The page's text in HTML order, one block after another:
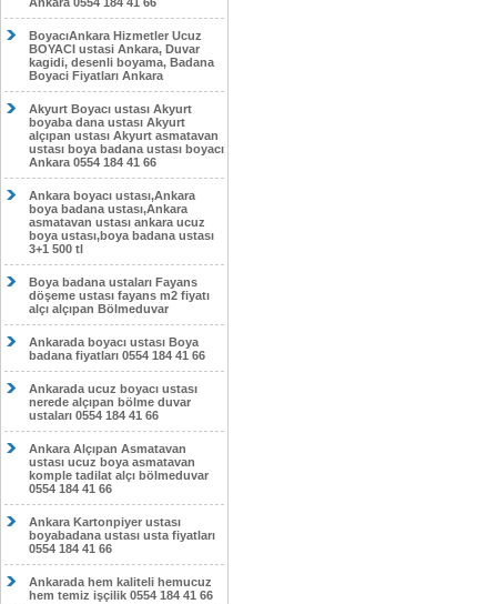
BoyacıAnkara Hizmetler Ucuz
BOYACI ustasi Ankara, Duvar
kagidi, desenli boyama, Badana
Boyaci Fiyatları Ankara
Akyurt Boyacı ustası Akyurt
boyaba dana ustası Akyurt
alçıpan ustası Akyurt asmatavan
ustası boya badana ustası boyacı
Ankara 0554 184 41 66
Ankara boyacı ustası,Ankara
boya badana ustası,Ankara
asmatavan ustası ankara ucuz
boya ustası,boya badana ustası
3+1 500 tl
Boya badana ustaları Fayans
döşeme ustası fayans m2 fiyatı
alçı alçıpan Bölmeduvar
Ankarada boyacı ustası Boya
badana fiyatları 0554 184 41 66
Ankarada ucuz boyacı ustası
nerede alçıpan bölme duvar
ustaları 0554 184 41 66
Ankara Alçıpan Asmatavan
ustası ucuz boya asmatavan
komple tadilat alçı bölmeduvar
0554 184 41 66
Ankara Kartonpiyer ustası
boyabadana ustası usta fiyatları
0554 184 41 66
Ankarada hem kaliteli hemucuz
hem temiz işçilik 0554 184 41 66